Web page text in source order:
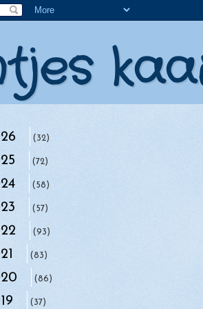
(32)
(72)
(58)
Creative Christmas Challenge
(57)
(93)
(83)
(86)
(37)